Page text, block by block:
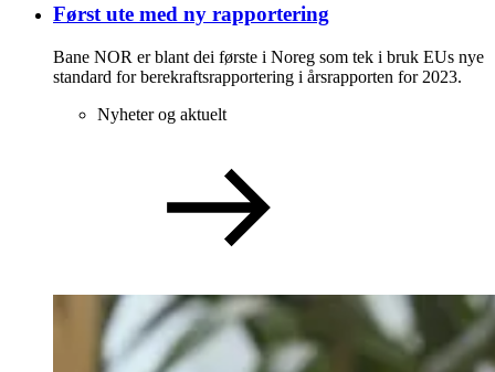
Først ute med ny rapportering
Bane NOR er blant dei første i Noreg som tek i bruk EUs nye
standard for berekraftsrapportering i årsrapporten for 2023.
Nyheter og aktuelt